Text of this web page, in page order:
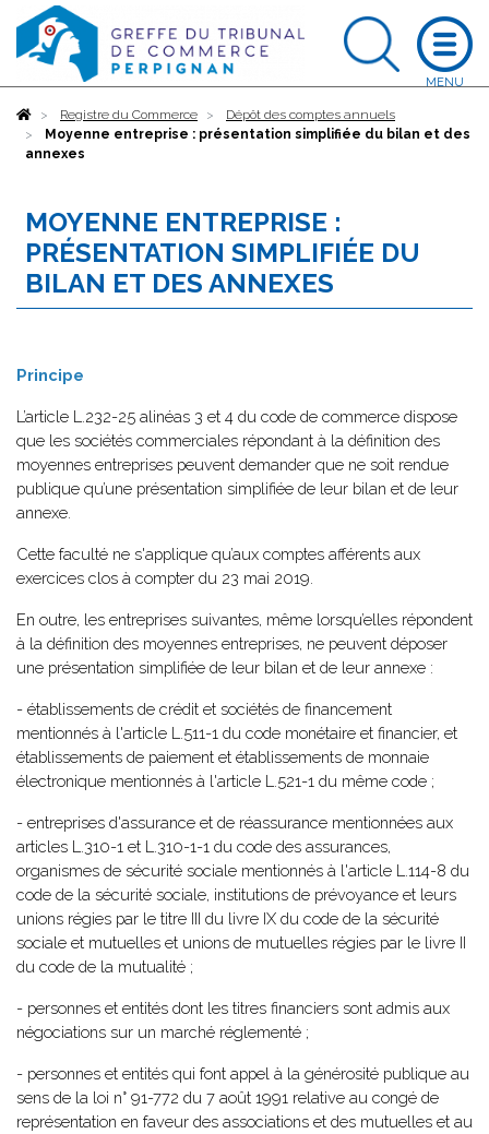
AccueilRegistre du Commerce
Dépôt des comptes annuels
Moyenne entreprise : présentation simplifiée du bilan et des
annexes
MOYENNE ENTREPRISE :
PRÉSENTATION SIMPLIFIÉE DU
BILAN ET DES ANNEXES
Principe
L’article L.232-25 alinéas 3 et 4 du code de commerce dispose
que les sociétés commerciales répondant à la définition des
moyennes entreprises peuvent demander que ne soit rendue
publique qu’une présentation simplifiée de leur bilan et de leur
annexe.
Cette faculté ne s'applique qu’aux comptes afférents aux
exercices clos à compter du 23 mai 2019.
En outre, les entreprises suivantes, même lorsqu’elles répondent
à la définition des moyennes entreprises, ne peuvent déposer
une présentation simplifiée de leur bilan et de leur annexe :
- établissements de crédit et sociétés de financement
mentionnés à l'article L.511-1 du code monétaire et financier, et
établissements de paiement et établissements de monnaie
électronique mentionnés à l'article L.521-1 du même code ;
- entreprises d'assurance et de réassurance mentionnées aux
articles L.310-1 et L.310-1-1 du code des assurances,
organismes de sécurité sociale mentionnés à l'article L.114-8 du
code de la sécurité sociale, institutions de prévoyance et leurs
unions régies par le titre III du livre IX du code de la sécurité
sociale et mutuelles et unions de mutuelles régies par le livre II
du code de la mutualité ;
- personnes et entités dont les titres financiers sont admis aux
négociations sur un marché réglementé ;
- personnes et entités qui font appel à la générosité publique au
sens de la loi n° 91-772 du 7 août 1991 relative au congé de
représentation en faveur des associations et des mutuelles et au